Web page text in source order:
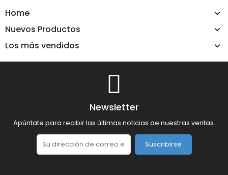
Home
Nuevos Productos
Los más vendidos
Newsletter
Apúntate para recibir las últimas noticias de nuestras ventas.
Suscribirse